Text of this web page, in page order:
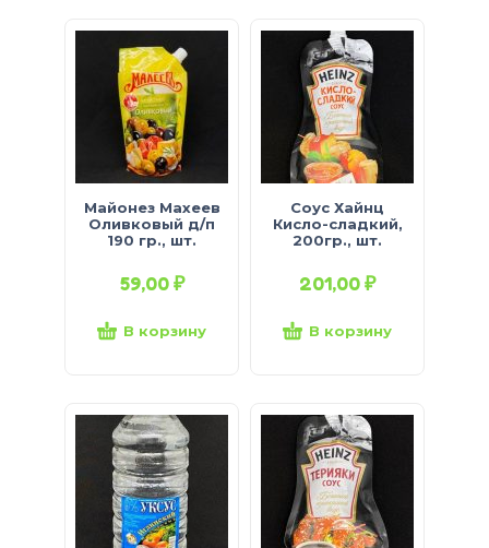
Майонез Махеев
Оливковый д/п
190 гр., шт.
59,00₽
В корзину
Соус Хайнц
Кисло-сладкий,
200гр., шт.
201,00₽
В корзину